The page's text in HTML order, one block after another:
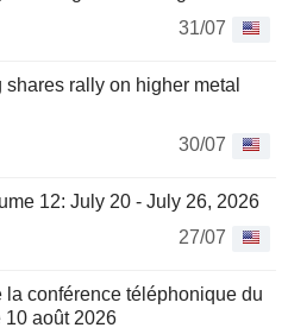
31/07
rally on higher metal
30/07
12: July 20 - July 26, 2026
27/07
la conférence téléphonique du
10 août 2026